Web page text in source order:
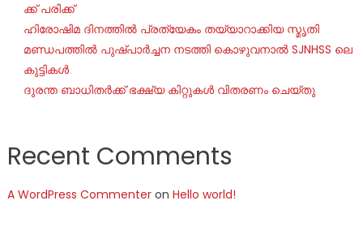
ക്ക് പ​രി​ക്ക്
ഹിരോഷിമ ദിനത്തിൽ പ്രത്യേകം തയ്യാറാക്കിയ സ്മൃതി
മണ്ഡപത്തിൽ പുഷ്പാർച്ചന നടത്തി കൊഴുവനാൽ SJNHSS ലെ
കുട്ടികൾ
ദുരന്ത ബാധിതർക്ക് ഭക്ഷ്യ കിറ്റുകൾ വിതരണം ചെയ്തു
Recent Comments
A WordPress Commenteron Hello world!